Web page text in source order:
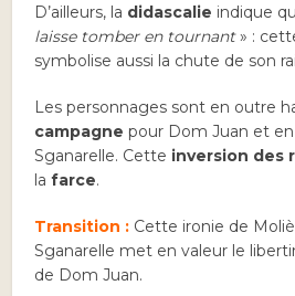
D’ailleurs, la didascalie indique
laisse tomber en tournant» :
symbolise aussi la chute de son
Les personnages sont en outre
campagne pour Dom Juan et
Sganarelle. Cette inversion des
lafarce.
Transition : Cette ironie de
Sganarelle met en valeur le
de Dom Juan.